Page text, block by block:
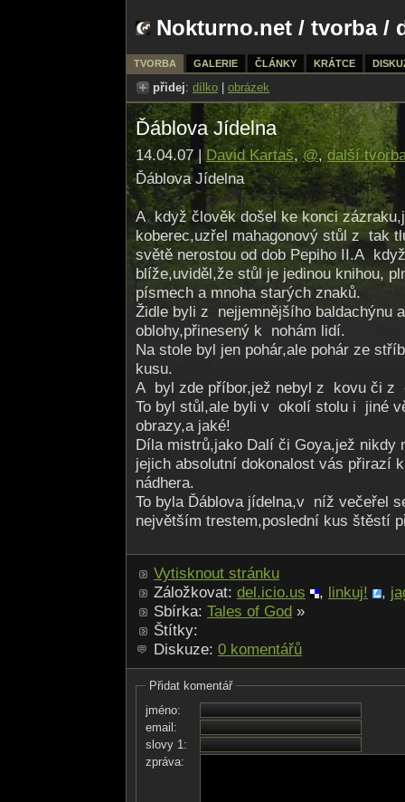
Nokturno.net / tvorba/
TVORBA GALERIE ČLÁNKY KRÁTCE
přidej: dílko obrázek
Ďáblova Jídelna
14.04.07 | David Kartaš,@,další
Ďáblova Jídelna
A když člověk došel ke konci
koberec,uzřel mahagonový stůl z tak
světě nerostou od dob Pepiho II.A
blíže,uviděl,že stůl je jedinou knihou,
písmech a mnoha starých znaků.
Židle byli z nejjemnějšího baldachýnu
oblohy,přinesený k nohám lidí.
Na stole byl jen pohár,ale pohár ze
kusu.
A byl zde příbor,jež nebyl z kovu či z
To byl stůl,ale byli v okolí stolu i jiné
obrazy,a jaké!
Díla mistrů,jako Dalí či Goya,jež nikdy
jejich absolutní dokonalost vás přirazí
nádhera.
To byla Ďáblova jídelna,v níž večeřel
největším trestem,poslední kus štěstí
Vytisknout stránku
Záložkovat: del.icio.us , linkuj! ,
Sbírka: Tales of God »
Štítky:
Diskuze: 0 komentářů
Přidat komentář
jméno:
email:
slovy 1:
zpráva: